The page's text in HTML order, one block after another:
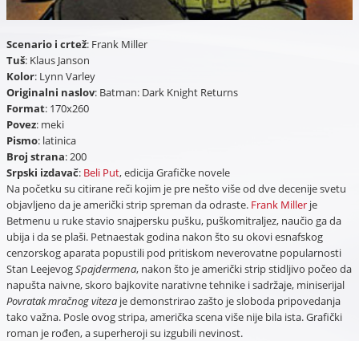
Scenario i crtež: Frank Miller
Tuš: Klaus Janson
Kolor: Lynn Varley
Originalni naslov: Batman: Dark Knight Returns
Format: 170x260
Povez: meki
Pismo: latinica
Broj strana: 200
Srpski izdavač: Beli Put, edicija Grafičke novele
Na početku su citirane reči kojim je pre nešto više od dve decenije svetu
objavljeno da je američki strip spreman da odraste. Frank Millerje
Betmenu u ruke stavio snajpersku pušku, puškomitraljez, naučio ga da
ubija i da se plaši. Petnaestak godina nakon što su okovi esnafskog
cenzorskog aparata popustili pod pritiskom neverovatne popularnosti
Stan LeejevogSpajdermena, nakon što je američki strip stidljivo počeo da
napušta naivne, skoro bajkovite narativne tehnike i sadržaje, miniserijal
Povratak mračnog vitezaje demonstrirao zašto je sloboda pripovedanja
tako važna. Posle ovog stripa, američka scena više nije bila ista. Grafički
roman je rođen, a superheroji su izgubili nevinost.